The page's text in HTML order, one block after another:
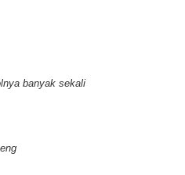
banyak sekali